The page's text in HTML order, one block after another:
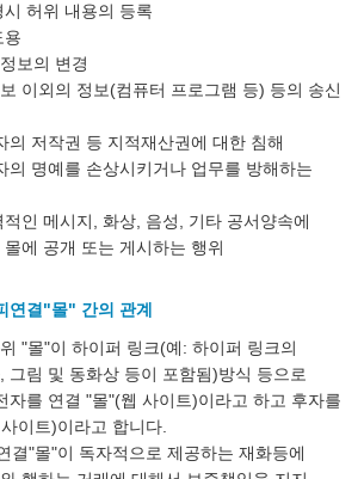
허위 내용의 등록
용
보의 변경
이외의 정보(컴퓨터 프로그램 등) 등의 송신
의 저작권 등 지적재산권에 대한 침해
의 명예를 손상시키거나 업무를 방해하는
인 메시지, 화상, 음성, 기타 공서양속에
에 공개 또는 게시하는 행위
연결"몰" 간의 관계
"몰"이 하이퍼 링크(예: 하이퍼 링크의
그림 및 동화상 등이 포함됨)방식 등으로
자를 연결 "몰"(웹 사이트)이라고 하고 후자를
이트)이라고 합니다.
결"몰"이 독자적으로 제공하는 재화등에